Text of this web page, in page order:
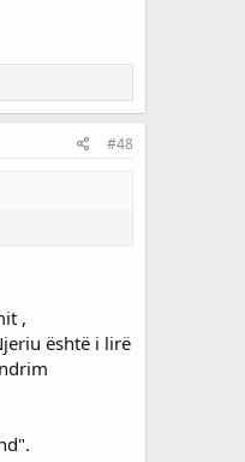
#48
,
është i lirë